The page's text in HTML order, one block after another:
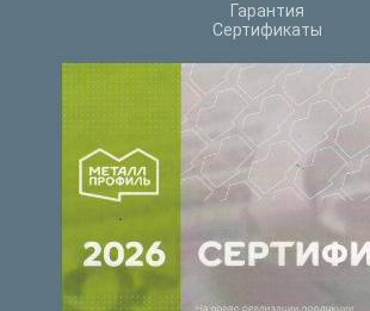
Гарантия
Сертификаты